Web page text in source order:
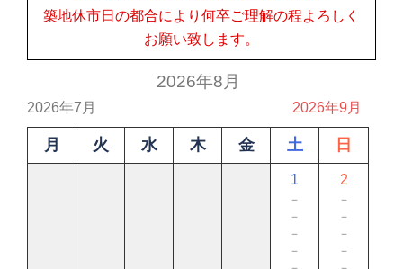
築地休市日の都合により何卒ご理解の程よろしく
お願い致します。
2026年8月
2026年7月 2026年9月
月 火 水 木 金 土 日
1
－
－
－
－
2
－
－
－
－